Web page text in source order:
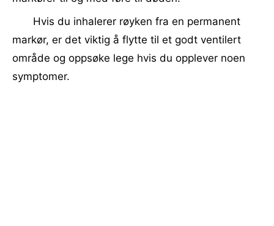
Hvis du inhalerer røyken fra en permanent
markør, er det viktig å flytte til et godt ventilert
område og oppsøke lege hvis du opplever noen
symptomer.